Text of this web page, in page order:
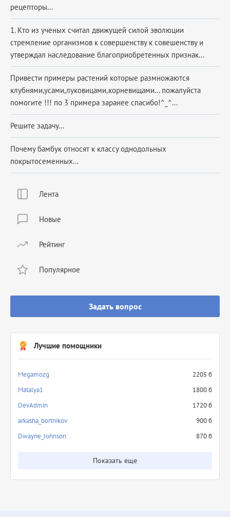
Лента
Новые
Рейтинг
Популярное
Задать вопрос
Лучшие помощники
Megamozg
2205 б
Matalya1
1800 б
DevAdmin
1720 б
arkasha_bortnikov
900 б
Dwayne_Johnson
870 б
Показать еще
рецепторы​...
1. Кто из ученых считал движущей силой эволюции
стремление организмов к совершенству к совешенству и
утверждал наследование благоприобретенных признак...
Привести примеры растений которые размножаются
клубнями,усами,луковицами,корневищами... пожалуйста
помогите !!! по 3 примера заранее спасибо!^_^...
Решите задачу...
Почему бамбук относят к классу однодольных
покрытосеменных...